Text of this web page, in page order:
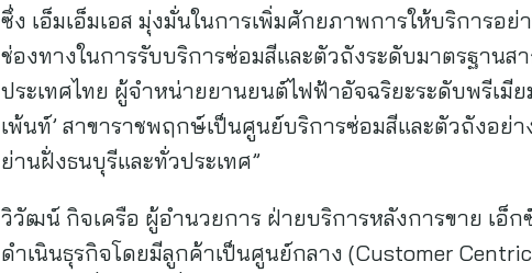
ซึ่ง เอ็มเอ็มเอส มุ่งมั่นในการเพิ่มศักยภาพการให้บริการ
ช่องทางในการรับบริการซ่อมสีและตัวถังระดับมาตรฐานส
ประเทศไทย ผู้จำหน่ายยานยนต์ไฟฟ้าอัจฉริยะระดับพรีเมีย
เพ้นท์’ สาขาราชพฤกษ์เป็นศูนย์บริการซ่อมสีและตัวถังอย่
ย่านฝั่งธนบุรีและทั่วประเทศ”
วิวัฒน์ กิจเครือ ผู้อำนวยการ ฝ่ายบริการหลังการขาย เอ็ก
ดำเนินธุรกิจโดยมีลูกค้าเป็นศูนย์กลาง (Customer